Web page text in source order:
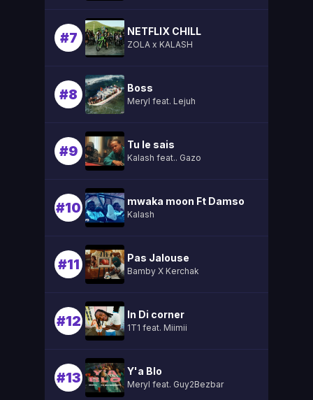
#7 NETFLIX CHILL
ZOLA x KALASH
#8 Boss
Meryl feat. Lejuh
#9 Tu le sais
Kalash feat.. Gazo
#10 mwaka moon Ft Damso
Kalash
#11 Pas Jalouse
Bamby X Kerchak
#12 In Di corner
1T1 feat. Miimii
#13 Y'a Blo
Meryl feat. Guy2Bezbar